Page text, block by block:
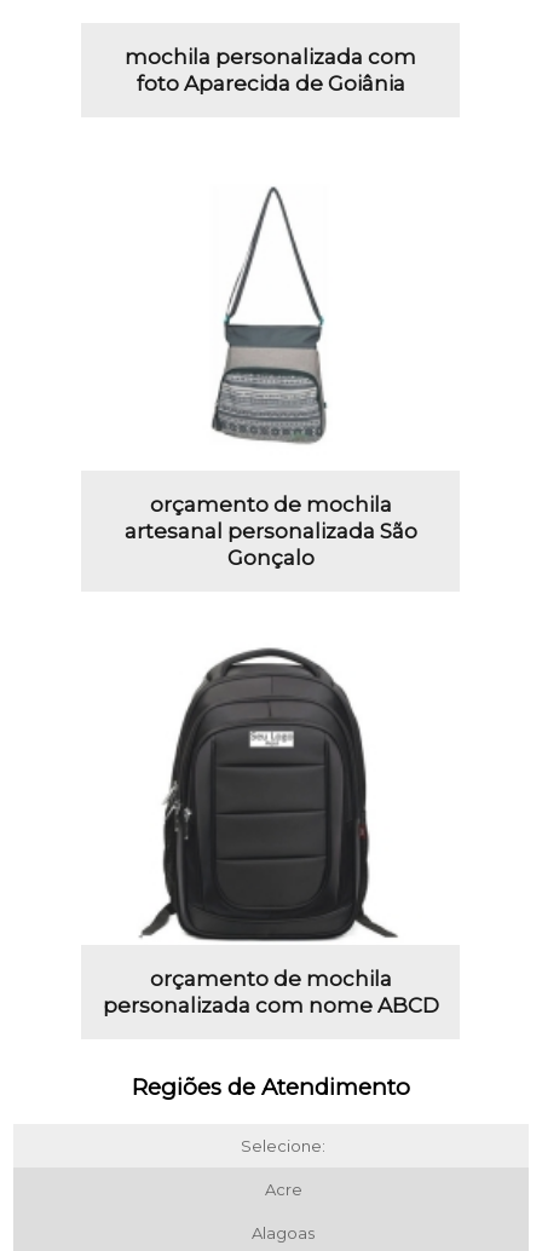
mochila personalizada com
foto Aparecida de Goiânia
orçamento de mochila
artesanal personalizada São
Gonçalo
orçamento de mochila
personalizada com nome ABCD
Regiões de Atendimento
Selecione:
Acre
Alagoas